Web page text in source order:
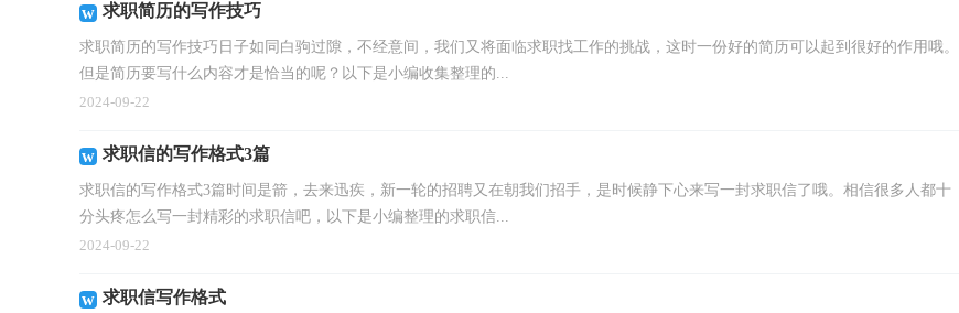
求职简历的写作技巧
求职简历的写作技巧日子如同白驹过隙，不经意间，我们又将面临求职找工作的挑战，这时一份好的简历可以起到很好的作用哦。
但是简历要写什么内容才是恰当的呢？以下是小编收集整理的...
2024-09-22
求职信的写作格式3篇
求职信的写作格式3篇时间是箭，去来迅疾，新一轮的招聘又在朝我们招手，是时候静下心来写一封求职信了哦。相信很多人都十
分头疼怎么写一封精彩的求职信吧，以下是小编整理的求职信...
2024-09-22
求职信写作格式